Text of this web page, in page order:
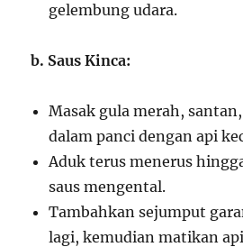
gelembung udara.
b. Saus Kinca:
Masak gula merah,
dalam panci dengan api
Aduk terus menerus
saus mengental.
Tambahkan sejumput
lagi, kemudian matikan